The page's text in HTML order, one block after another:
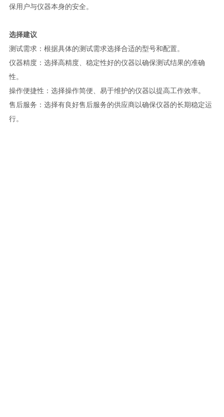
保用户与仪器本身的安全。
选择建议
测试需求：根据具体的测试需求选择合适的型号和配置。
仪器精度：选择高精度、稳定性好的仪器以确保测试结果的准确
性。
操作便捷性：选择操作简便、易于维护的仪器以提高工作效率。
售后服务：选择有良好售后服务的供应商以确保仪器的长期稳定运
行。